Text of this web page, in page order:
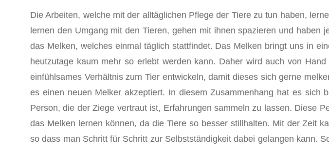
Die Arbeiten, welche mit der alltäglichen Pflege der Tiere zu tun ha­ben,
lernen den Umgang mit den Tieren, gehen mit ihnen spazieren und
das Melken, welches einmal täglich stattfindet. Das Melken bringt uns in
heutzutage kaum mehr so erlebt werden kann. Daher wird auch von
einfühlsames Verhältnis zum Tier entwickeln, damit dieses sich gerne
es einen neuen Melker akzeptiert. In diesem Zusammenhang hat es sich
Person, die der Ziege vertraut ist, Erfahrungen sammeln zu lassen. Diese
das Melken lernen können, da die Tiere so besser stillhalten. Mit der Zeit
so dass man Schritt für Schritt zur Selbstständigkeit dabei gelangen kann.